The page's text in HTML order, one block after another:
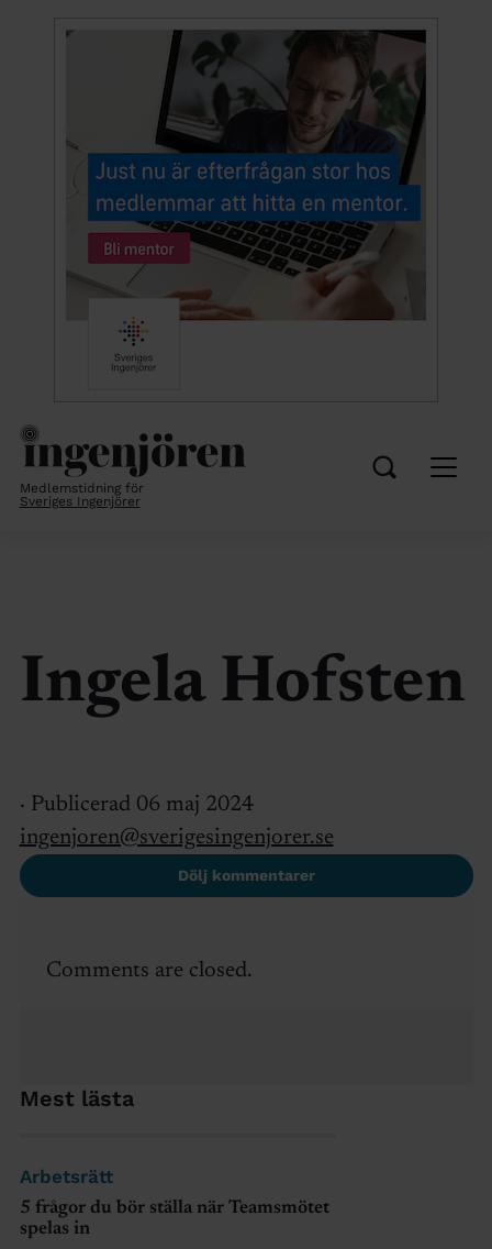
Medlemstidning för
Sveriges Ingenjörer
Ingela Hofsten
· Publicerad 06 maj 2024
ingenjoren@sverigesingenjorer.se
Dölj kommentarer
Comments are closed.
Mest lästa
Arbetsrätt
5 frågor du bör ställa när Teamsmötet
spelas in